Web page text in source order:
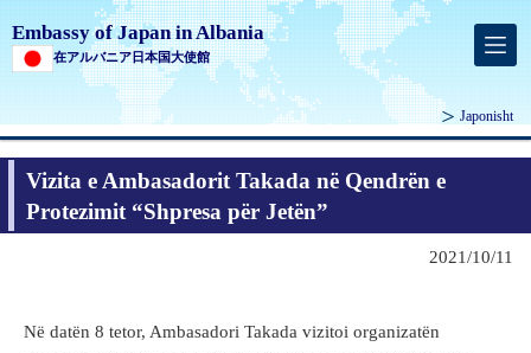
Embassy of Japan in Albania
在アルバニア日本国大使館
Japonisht
Vizita e Ambasadorit Takada në Qendrën e
Protezimit “Shpresa për Jetën”
2021/10/11
Në datën 8 tetor, Ambasadori Takada vizitoi organizatën